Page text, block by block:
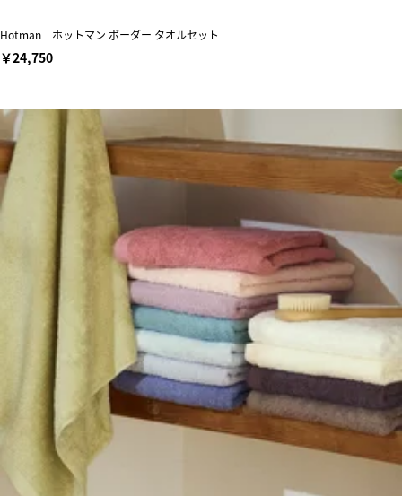
Hotman ホットマン ボーダー タオルセット
￥24,750